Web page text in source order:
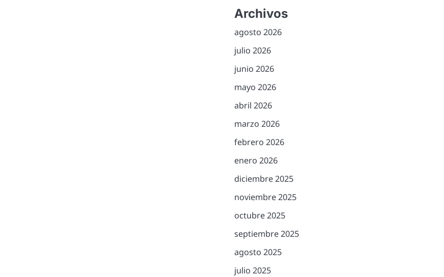
Archivos
agosto 2026
julio 2026
junio 2026
mayo 2026
abril 2026
marzo 2026
febrero 2026
enero 2026
diciembre 2025
noviembre 2025
octubre 2025
septiembre 2025
agosto 2025
julio 2025